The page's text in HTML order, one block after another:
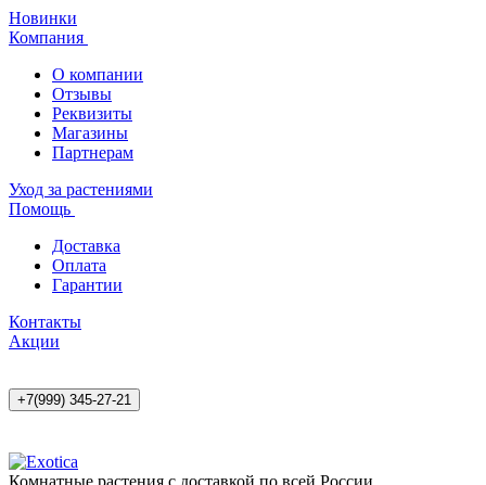
Новинки
Компания
О компании
Отзывы
Реквизиты
Магазины
Партнерам
Уход за растениями
Помощь
Доставка
Оплата
Гарантии
Контакты
Акции
+7(999) 345-27-21
Комнатные растения с доставкой по всей России